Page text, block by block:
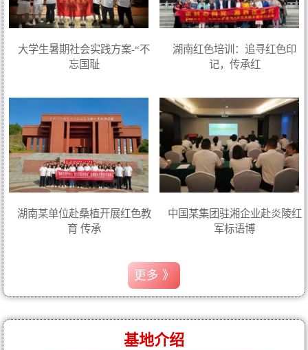
大学生暑期社会实践方案-“不
忘国耻
湖南红色培训：追寻红色印
记，传承红
湖南某单位赴桑植开展红色教
育 传承
中国某集团驻湘企业赴炎陵红
军标语博
更多 》
基地介绍